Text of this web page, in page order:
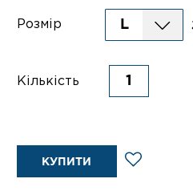
Розмір L
Кількість
КУПИТИ